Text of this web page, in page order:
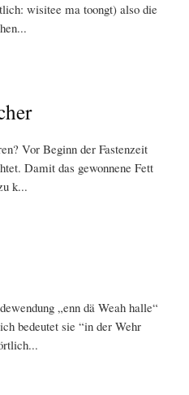
wisitee ma toongt) also die
Vor Beginn der Fastenzeit
Damit das gewonnene Fett
k...
„enn dä Weah halle“
bedeutet sie “in der Wehr